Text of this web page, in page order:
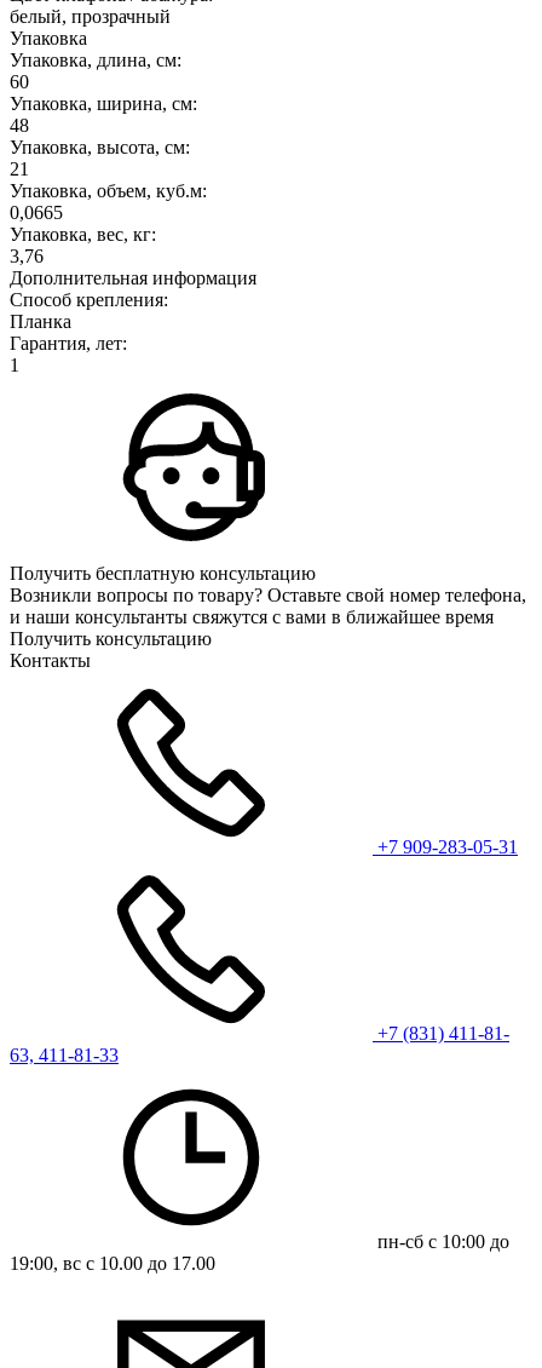
белый, прозрачный
Упаковка
Упаковка, длина, см:
60
Упаковка, ширина, см:
48
Упаковка, высота, см:
21
Упаковка, объем, куб.м:
0,0665
Упаковка, вес, кг:
3,76
Дополнительная информация
Способ крепления:
Планка
Гарантия, лет:
1
Получить бесплатную консультацию
Возникли вопросы по товару? Оставьте свой номер телефона,
и наши консультанты свяжутся с вами в ближайшее время
Получить консультацию
Контакты
+7 909-283-05-31
+7 (831) 411-81-
63, 411-81-33
пн-сб с 10:00 до
19:00, вс с 10.00 до 17.00